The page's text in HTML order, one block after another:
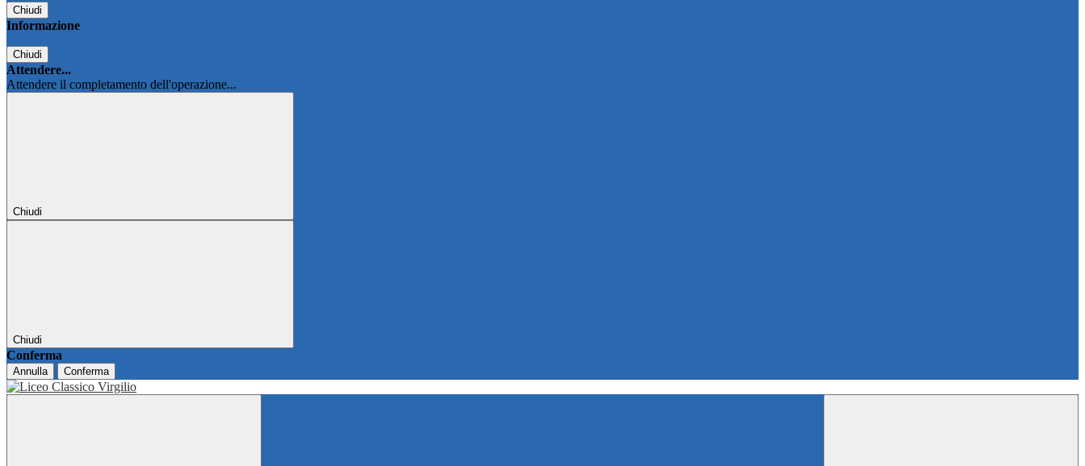
Chiudi
Informazione
Chiudi
Attendere...
Attendere il completamento dell'operazione...
Chiudi
Chiudi
Conferma
Annulla Conferma